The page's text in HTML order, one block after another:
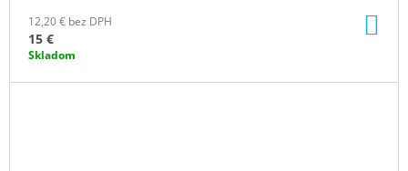
12,20 € bez DPH
15 €
Skladom